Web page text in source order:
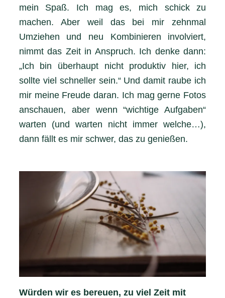
mein Spaß. Ich mag es, mich schick zu
machen. Aber weil das bei mir zehnmal
Umziehen und neu Kombinieren involviert,
nimmt das Zeit in Anspruch. Ich denke dann:
„Ich bin überhaupt nicht produktiv hier, ich
sollte viel schneller sein.“ Und damit raube ich
mir meine Freude daran. Ich mag gerne Fotos
anschauen, aber wenn “wichtige Aufgaben“
warten (und warten nicht immer welche…),
dann fällt es mir schwer, das zu genießen.
Würden wir es bereuen, zu viel Zeit mit